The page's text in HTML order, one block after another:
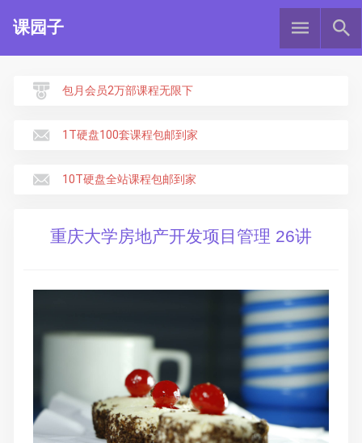
课园子
包月会员2万部课程无限下
1T硬盘100套课程包邮到家
10T硬盘全站课程包邮到家
重庆大学房地产开发项目管理 26讲